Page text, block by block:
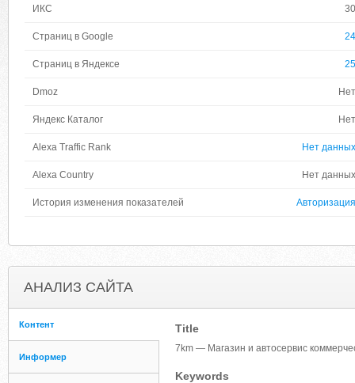
ИКС 30
Страниц в Google 24
Страниц в Яндексе 25
Dmoz Нет
Яндекс Каталог Нет
Alexa Traffic Rank Нет данных
Alexa Country Нет данных
История изменения показателей Авторизация
АНАЛИЗ САЙТА
Контент
Информер
Title
7km — Магазин и автосервис
Keywords